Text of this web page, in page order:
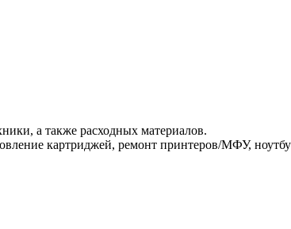
а также расходных материалов.
картриджей, ремонт принтеров/МФУ,